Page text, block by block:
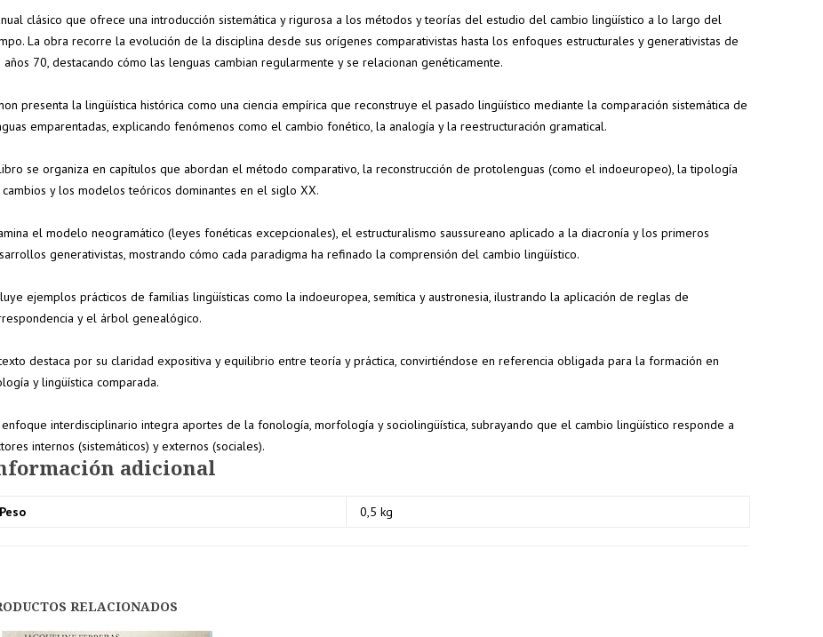
clásico que ofrece una introducción sistemática y rigurosa a los métodos y teorías del estudio del cambio lingüístico a lo largo del
La obra recorre la evolución de la disciplina desde sus orígenes comparativistas hasta los enfoques estructurales y generativistas de
años 70, destacando cómo las lenguas cambian regularmente y se relacionan genéticamente.
presenta la lingüística histórica como una ciencia empírica que reconstruye el pasado lingüístico mediante la comparación sistemática de
emparentadas, explicando fenómenos como el cambio fonético, la analogía y la reestructuración gramatical.
se organiza en capítulos que abordan el método comparativo, la reconstrucción de protolenguas (como el indoeuropeo), la tipología
y los modelos teóricos dominantes en el siglo XX.
el modelo neogramático (leyes fonéticas excepcionales), el estructuralismo saussureano aplicado a la diacronía y los primeros
generativistas, mostrando cómo cada paradigma ha refinado la comprensión del cambio lingüístico.
ejemplos prácticos de familias lingüísticas como la indoeuropea, semítica y austronesia, ilustrando la aplicación de reglas de
y el árbol genealógico.
destaca por su claridad expositiva y equilibrio entre teoría y práctica, convirtiéndose en referencia obligada para la formación en
y lingüística comparada.
enfoque interdisciplinario integra aportes de la fonología, morfología y sociolingüística, subrayando que el cambio lingüístico responde a
internos (sistemáticos) y externos (sociales).
adicional
Peso 0,5 kg
RELACIONADOS
a
descuento
pedido
200€
descuento
superiores
descuento
pedido
100€
descuento
pedido
150€